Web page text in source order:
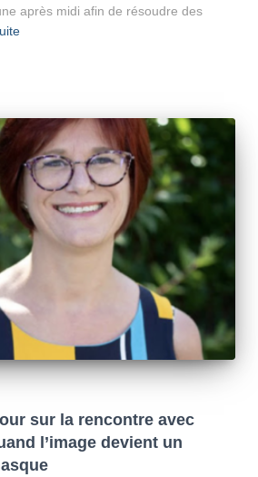
après midi afin de résoudre des
sur la rencontre avec
l’image devient un